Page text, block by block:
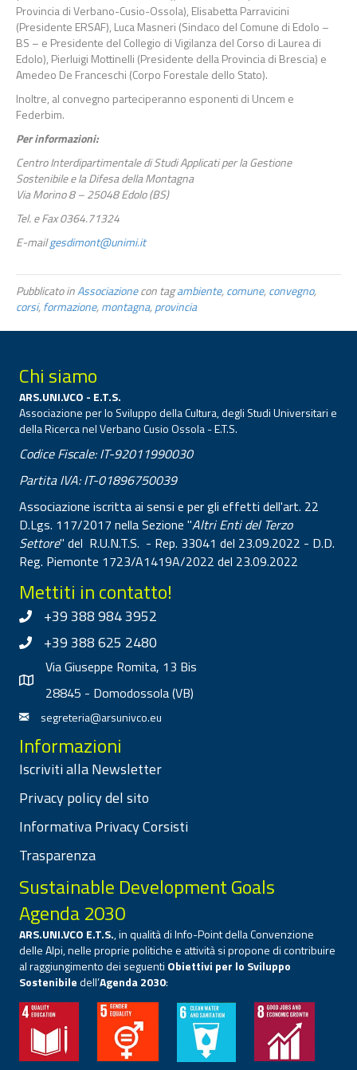
Provincia di Verbano-Cusio-Ossola), Elisabetta Parravicini
(Presidente ERSAF), Luca Masneri (Sindaco del Comune di Edolo –
BS – e Presidente del Collegio di Vigilanza del Corso di Laurea di
Edolo), Pierluigi Mottinelli (Presidente della Provincia di Brescia) e
Amedeo De Franceschi (Corpo Forestale dello Stato).
Inoltre, al convegno parteciperanno esponenti di Uncem e
Federbim.
Per informazioni:
Centro Interdipartimentale di Studi Applicati per la Gestione
Sostenibile e la Difesa della Montagna
Via Morino 8 – 25048 Edolo (BS)
Tel. e Fax 0364.71324
E-mailgesdimont@unimi.it
Pubblicato inAssociazionecon tagambiente,comune,convegno,
corsi,formazione,montagna,provincia
Chi siamo
ARS.UNI.VCO - E.T.S.
Associazione per lo Sviluppo della Cultura, degli Studi Universitari e
della Ricerca nel Verbano Cusio Ossola - E.T.S.
Codice Fiscale: IT-92011990030
Partita IVA: IT-01896750039
Associazione iscritta ai sensi e per gli effetti dell'art. 22
D.Lgs. 117/2017 nella Sezione "Altri Enti del Terzo
Settore" del R.U.N.T.S. - Rep. 33041 del 23.09.2022 - D.D.
Reg. Piemonte 1723/A1419A/2022 del 23.09.2022
Mettiti in contatto!
+39 388 984 3952
+39 388 625 2480
Via Giuseppe Romita, 13 Bis
28845 - Domodossola (VB)
segreteria@arsunivco.eu
Informazioni
Iscriviti alla Newsletter
Privacy policy del sito
Informativa Privacy Corsisti
Trasparenza
Sustainable Development Goals
Agenda 2030
ARS.UNI.VCO E.T.S., in qualità di Info-Point della Convenzione
delle Alpi, nelle proprie politiche e attività si propone di contribuire
al raggiungimento dei seguenti Obiettivi per lo Sviluppo
Sostenibiledell’Agenda 2030: